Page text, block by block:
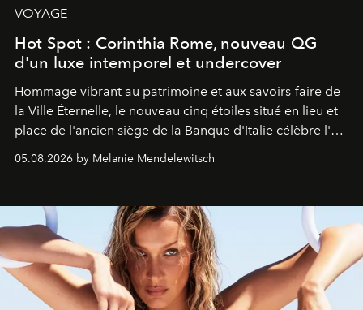
VOYAGE
Hot Spot : Corinthia Rome, nouveau QG
d'un luxe intemporel et undercover
Hommage vibrant au patrimoine et aux savoirs-faire de
la Ville Éternelle, le nouveau cinq étoiles situé en lieu et
place de l'ancien siège de la Banque d'Italie célèbre l'art
05.08.2026 by Melanie Mendelewitsch